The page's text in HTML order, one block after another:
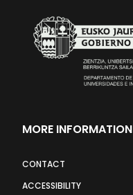
MORE INFORMATION
CONTACT
ACCESSIBILITY